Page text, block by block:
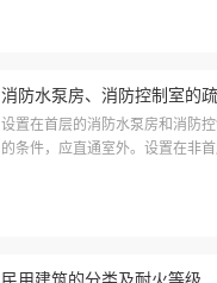
设置在首层的消防水泵房和消防
的条件，应直通室外。设置在非首
民用建筑的分类及耐火等级